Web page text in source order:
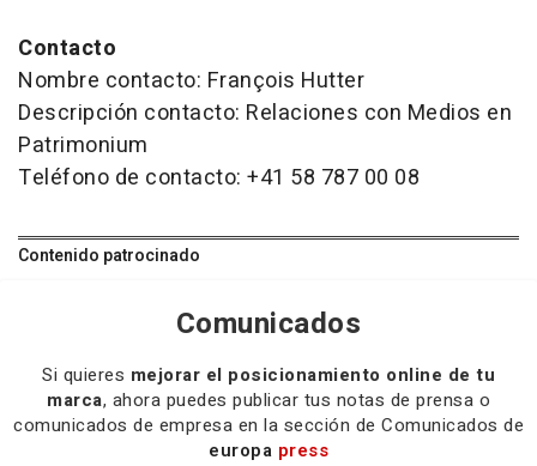
Contacto
Nombre contacto: François Hutter
Descripción contacto: Relaciones con Medios en
Patrimonium
Teléfono de contacto: +41 58 787 00 08
Contenido patrocinado
Comunicados
Si quieres mejorar el posicionamiento online de tu
marca, ahora puedes publicar tus notas de prensa o
comunicados de empresa en la sección de Comunicados de
europa press